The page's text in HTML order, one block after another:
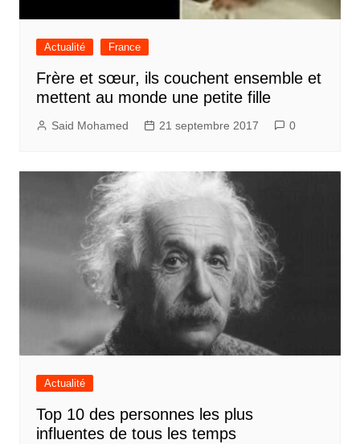
Actualité France
Frère et sœur, ils couchent ensemble et
mettent au monde une petite fille
Said Mohamed 21 septembre 2017 0
Actualité
Top 10 des personnes les plus
influentes de tous les temps